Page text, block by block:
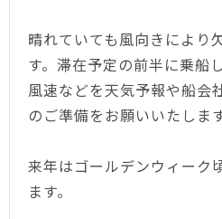
晴れていても風向きにより
す。滞在予定の前半に乗船
風速などを天気予報や船会
のご準備をお願いいたします
来年はゴールデンウィーク
ます。